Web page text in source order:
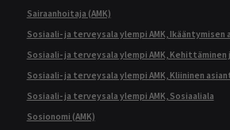
Sairaanhoitaja (AMK)
Sosiaali- ja terveysala ylempi AMK, Ikääntymisen
Sosiaali- ja terveysala ylempi AMK, Kehittäminen
Sosiaali- ja terveysala ylempi AMK, Kliininen
Sosiaali- ja terveysala ylempi AMK, Sosiaaliala
Sosionomi (AMK)